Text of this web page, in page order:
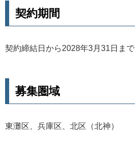
契約期間
契約締結日から2028年3月31日まで
募集圏域
東灘区、兵庫区、北区（北神）